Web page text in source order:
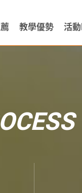
教學優勢 活